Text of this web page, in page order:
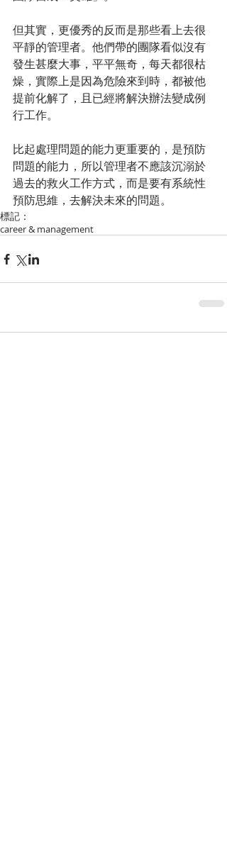
但其實，更優秀的反而是那些看上去很
平靜的管理者。他們帶的團隊看似沒有
發生甚麼大事，平平無奇，每天都很枯
燥，實際上是因為危險來到時，都被他
提前化解了，且已經將解決辦法變成例
行工作。
比起處理問題的能力更重要的，是預防
問題的能力，所以管理者不應該沉溺於
過去的救火工作方式，而是要有系統性
預防思維，去解決未來的問題。
標記：
career & management